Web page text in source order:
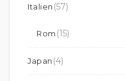
Italien (57)
Rom (15)
Japan (4)